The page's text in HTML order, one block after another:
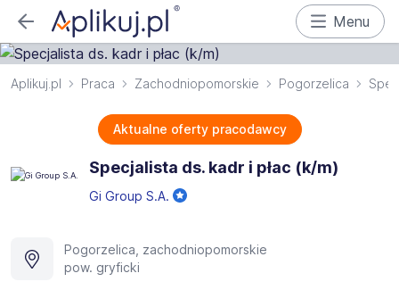
Menu
Aplikuj.pl Praca Zachodniopomorskie Pogorzelica
Aktualne oferty pracodawcy
Specjalista ds. kadr i płac (k/m)
Gi Group S.A.
Pogorzelica, zachodniopomorskie
pow. gryficki